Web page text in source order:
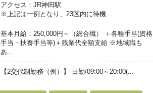
アクセス：JR神田駅
※上記は一例となり、23区内に待機...
基本月給：250,000円～（総合職） ＋各種手当(資格
手当・扶養手当等)＋残業代全額支給 ※地域職も
あ...
【2交代制勤務（例）】 日勤/09:00～20:00(...